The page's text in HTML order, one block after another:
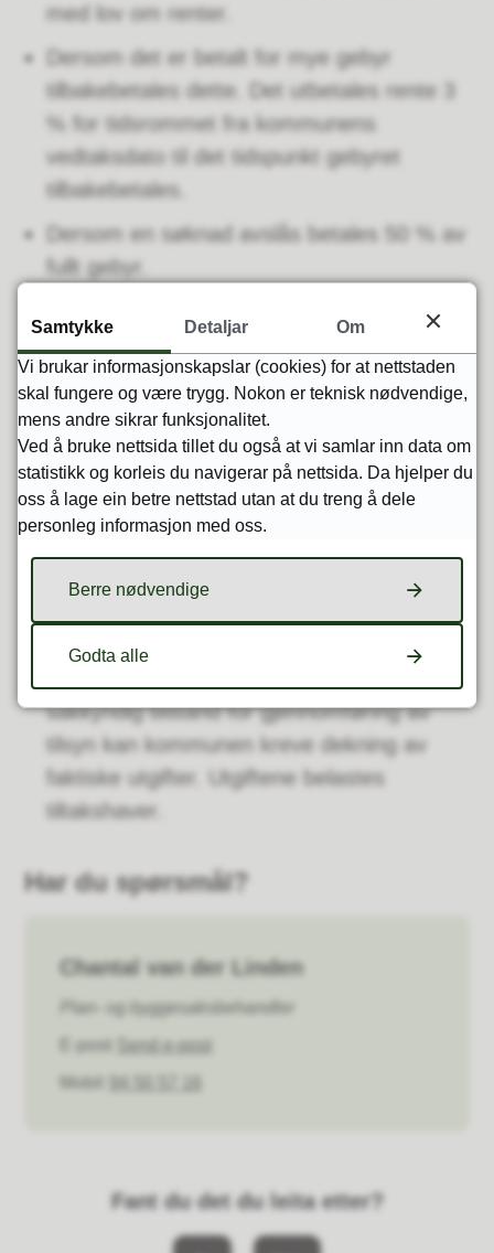
med lov om renter.
Dersom det er betalt for mye gebyr
tilbakebetales dette. Det utbetales rente 3
% for tidsrommet fra kommunens
vedtaksdato til det tidspunkt gebyret
tilbakebetales.
Dersom en søknad avslås betales 50 % av
fullt gebyr.
Det beregnes ikke merverdiavgift jf. lov om
merverdiavgift § 3-9, 1.ledd.
Annet
Kommunestyret kan vedta endringer i
satsene/justeringer i regulativet ved den
årlige budsjettbehandlingen eller ved
budsjettendringer.
10 % av gebyrinntektene avsettes til
sakkyndig bistand for gjennomføring av
tilsyn kan kommunen kreve dekning av
faktiske utgifter. Utgiftene belastes
tiltakshaver.
Har du spørsmål?
Chantal van der Linden
Plan- og byggesaksbehandler
E-post
Send e-post
Fant du det du leita etter?
Samtykke Detaljar Om
Vi brukar informasjonskapslar (cookies) for at nettstaden
skal fungere og være trygg. Nokon er teknisk nødvendige,
mens andre sikrar funksjonalitet.
Ved å bruke nettsida tillet du også at vi samlar inn data om
statistikk og korleis du navigerar på nettsida. Da hjelper du
oss å lage ein betre nettstad utan at du treng å dele
personleg informasjon med oss.
Berre nødvendige
Godta alle